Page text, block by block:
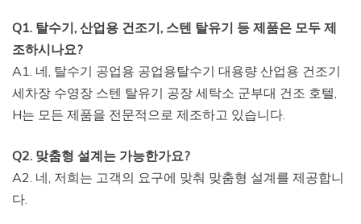
Q1. 탈수기, 산업용 건조기, 스텐 탈유기 등 제품은 모두 제
조하시나요?
A1. 네, 탈수기 공업용 공업용탈수기 대용량 산업용 건조기
세차장 수영장 스텐 탈유기 공장 세탁소 군부대 건조 호텔,
H는 모든 제품을 전문적으로 제조하고 있습니다.
Q2. 맞춤형 설계는 가능한가요?
A2. 네, 저희는 고객의 요구에 맞춰 맞춤형 설계를 제공합니
다.